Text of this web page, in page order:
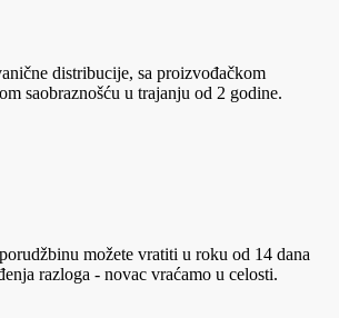
distribucije, sa proizvođačkom
saobraznošću u trajanju od 2 godine.
možete vratiti u roku od 14 dana
razloga - novac vraćamo u celosti.